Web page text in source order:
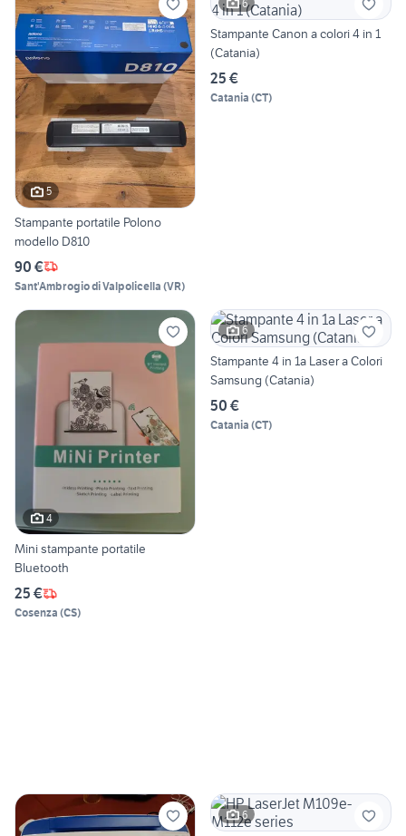
5
Stampante portatile Polono
modello D810
90 €
Sant'Ambrogio di Valpolicella (VR)
6
Stampante Canon a colori 4 in 1
(Catania)
25 €
Catania (CT)
4
Mini stampante portatile
Bluetooth
25 €
Cosenza (CS)
6
Stampante 4 in 1a Laser a Colori
Samsung (Catania)
50 €
Catania (CT)
6